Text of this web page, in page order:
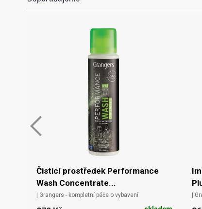
Čisticí prostředek Performance
Wash Concentrate...
| Grangers - kompletní péče o vybavení |